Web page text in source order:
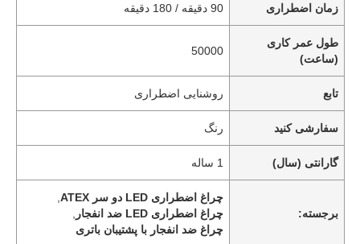
زمان اضطراری 90 دقیقه / 180 دقیقه
طول عمر کاری
(ساعت)
50000
تابع روشنایی اضطراری
سفارشی کنید رنگ
گارانتی (سال) 1 ساله
برجسته:
چراغ اضطراری LED دو سر ATEX
چراغ اضطراری LED ضد انفجار
چراغ ضد انفجار با پشتیبان باتری